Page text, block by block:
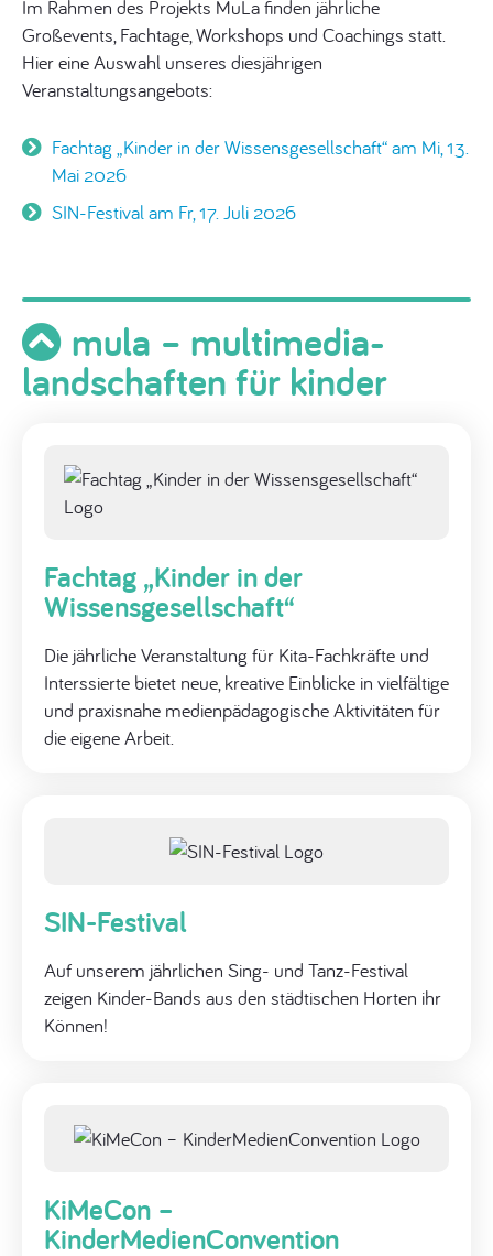
Im Rahmen des Projekts MuLa finden jährliche
Großevents, Fachtage, Workshops und Coachings statt.
Hier eine Auswahl unseres diesjährigen
Veranstaltungsangebots:
Fachtag „Kinder in der Wissensgesellschaft“am Mi, 13.
Mai 2026
SIN-Festival am Fr, 17. Juli 2026
mula – multimedia-
landschaften für kinder
Fachtag „Kinder in der
Wissensgesellschaft“
Die jährliche Veranstaltung für Kita-Fachkräfte und
Interssierte bietet neue, kreative Einblicke in vielfältige
und praxisnahe medienpädagogische Aktivitäten für
die eigene Arbeit.
SIN-Festival
Auf unserem jährlichen Sing- und Tanz-Festival
zeigen Kinder-Bands aus den städtischen Horten ihr
Können!
KiMeCon –
KinderMedienConvention